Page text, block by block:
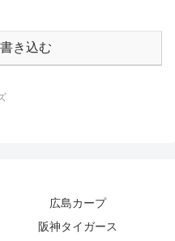
き込む
広島カープ
阪神タイガース